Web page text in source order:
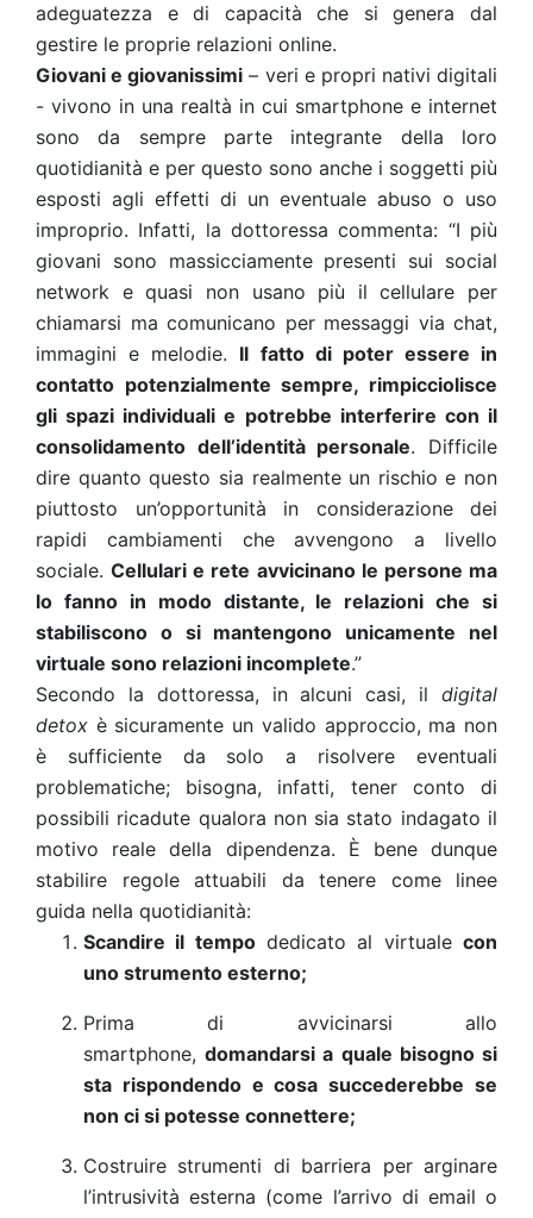
adeguatezza e di capacità che si genera dal
gestire le proprie relazioni online.
Giovani e giovanissimi – veri e propri nativi digitali
- vivono in una realtà in cui smartphone e internet
sono da sempre parte integrante della loro
quotidianità e per questo sono anche i soggetti più
esposti agli effetti di un eventuale abuso o uso
improprio. Infatti, la dottoressa commenta: “I più
giovani sono massicciamente presenti sui social
network e quasi non usano più il cellulare per
chiamarsi ma comunicano per messaggi via chat,
immagini e melodie. Il fatto di poter essere in
contatto potenzialmente sempre, rimpicciolisce
gli spazi individuali e potrebbe interferire con il
consolidamento dell’identità personale. Difficile
dire quanto questo sia realmente un rischio e non
piuttosto un’opportunità in considerazione dei
rapidi cambiamenti che avvengono a livello
sociale.Cellulari e rete avvicinano le persone ma
lo fanno in modo distante, le relazioni che si
stabiliscono o si mantengono unicamente nel
virtuale sono relazioni incomplete.”
Secondo la dottoressa, in alcuni casi, il digital
detox è sicuramente un valido approccio, ma non
è sufficiente da solo a risolvere eventuali
problematiche; bisogna, infatti, tener conto di
possibili ricadute qualora non sia stato indagato il
motivo reale della dipendenza. È bene dunque
stabilire regole attuabili da tenere come linee
guida nella quotidianità:
Scandire il tempodedicato al virtualecon
uno strumento esterno;
Prima di avvicinarsi allo
smartphone,domandarsi a quale bisogno si
sta rispondendo e cosa succederebbe se
non ci si potesse connettere;
Costruire strumenti di barriera per arginare
l’intrusività esterna (come l’arrivo di email o